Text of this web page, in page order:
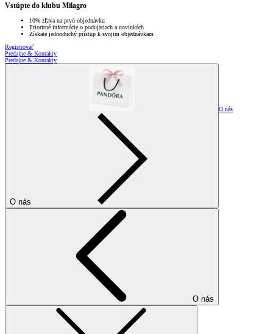
Vstúpte do klubu Milagro
10% zľava na prvú objednávku
Prioritné informácie o podujatiach a novinkách
Získate jednoduchý prístup k svojim objednávkam
Registrovať
Predajne & Kontakty
Predajne & Kontakty
O nás
O nás
O nás